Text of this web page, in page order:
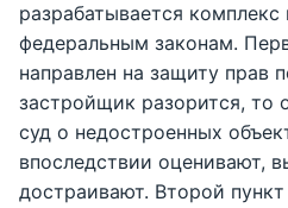
разрабатывается
федеральным законам.
направлен на защиту прав
застройщик разорится, то
суд о недостроенных
впоследствии оценивают,
достраивают. Второй